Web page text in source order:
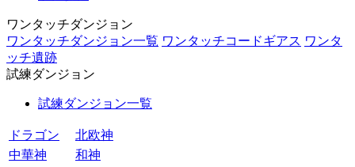
ワンタッチダンジョン
ワンタッチダンジョン一覧 ワンタッチコードギアス ワンタ
ッチ遺跡
試練ダンジョン
試練ダンジョン一覧
ドラゴン
北欧神
中華神
和神